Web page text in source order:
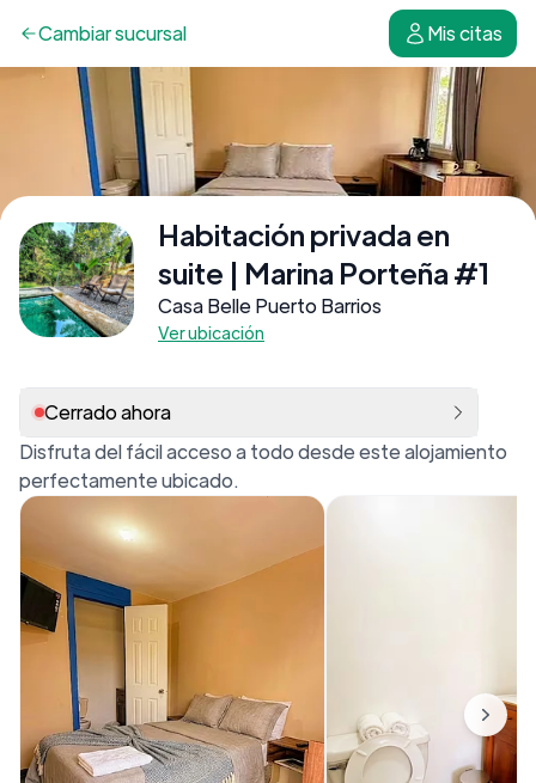
Cambiarsucursal Mis citas
Habitación privada en
suite | Marina Porteña #1
Casa Belle Puerto Barrios
Ver ubicación
Cerrado ahora
Disfruta del fácil acceso a todo desde este alojamiento
perfectamente ubicado.